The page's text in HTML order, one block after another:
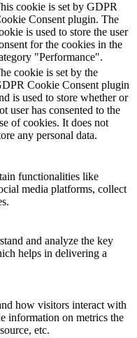
cookie is set by GDPR
Consent plugin. The
is used to store the user
for the cookies in the
"Performance".
cookie is set by the
Cookie Consent plugin
is used to store whether or
user has consented to the
of cookies. It does not
any personal data.
functionalities like
media platforms, collect
and analyze the key
helps in delivering a
how visitors interact with
information on metrics the
etc.